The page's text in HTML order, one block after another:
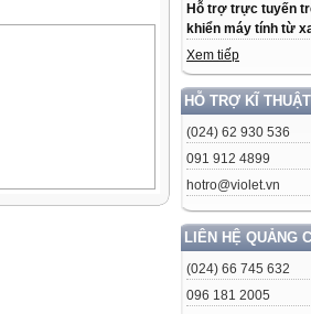
Hỗ trợ trực tuyến
khiển máy tính từ
Xem tiếp
HỖ TRỢ KĨ THUẬT
(024) 62 930 536
091 912 4899
hotro@violet.vn
LIÊN HỆ QUẢNG
(024) 66 745 632
096 181 2005